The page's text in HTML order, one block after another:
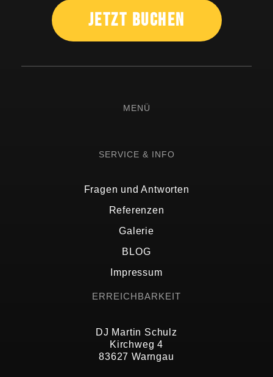
Jetzt Buchen
MENÜ
SERVICE & INFO
Fragen und Antworten
Referenzen
Galerie
BLOG
Impressum
ERREICHBARKEIT
DJ Martin Schulz
Kirchweg 4
83627 Warngau